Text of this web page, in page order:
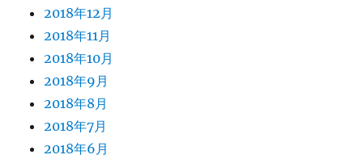
2018年12月
2018年11月
2018年10月
2018年9月
2018年8月
2018年7月
2018年6月